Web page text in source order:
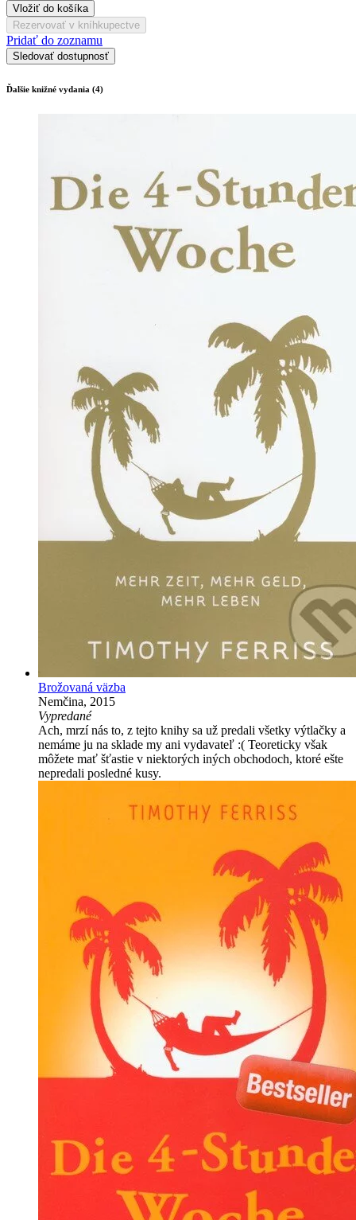
Vložiť do košíka
Rezervovať v kníhkupectve
Pridať do zoznamu
Sledovať dostupnosť
Ďalšie knižné vydania (4)
Brožovaná väzba
Nemčina, 2015
Vypredané
Ach, mrzí nás to, z tejto knihy sa už predali všetky výtlačky a
nemáme ju na sklade my ani vydavateľ :( Teoreticky však
môžete mať šťastie v niektorých iných obchodoch, ktoré ešte
nepredali posledné kusy.